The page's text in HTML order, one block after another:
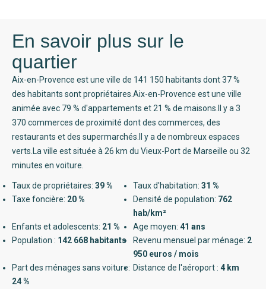
En savoir plus sur le
quartier
Aix-en-Provence est une ville de 141 150 habitants dont 37 %
des habitants sont propriétaires.Aix-en-Provence est une ville
animée avec 79 % d'appartements et 21 % de maisons.Il y a 3
370 commerces de proximité dont des commerces, des
restaurants et des supermarchés.Il y a de nombreux espaces
verts.La ville est située à 26 km du Vieux-Port de Marseille ou 32
minutes en voiture.
Taux de propriétaires: 39 % Taux d'habitation: 31 %
Taxe foncière: 20 % Densité de population: 762
hab/km²
Enfants et adolescents: 21 % Age moyen: 41 ans
Population : 142 668 habitants Revenu mensuel par ménage: 2
950 euros / mois
Part des ménages sans voiture:
24 %
Distance de l'aéroport : 4 km